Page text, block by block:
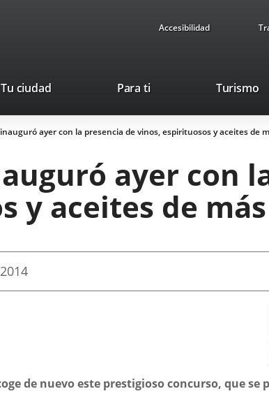
Accesibilidad
Tu ciudad Para ti Turismo
inauguró ayer con la presencia de vinos, espirituosos y aceites de
ayer con
y aceites de
de nuevo este prestigioso concurso, que